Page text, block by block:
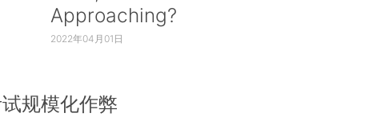
Approaching?
2022年04月01日
规模化作弊